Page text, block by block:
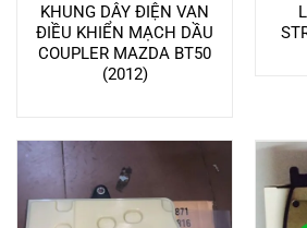
KHUNG DÂY ĐIỆN VAN
ĐIỀU KHIỂN MẠCH DẦU
COUPLER MAZDA BT50
(2012)